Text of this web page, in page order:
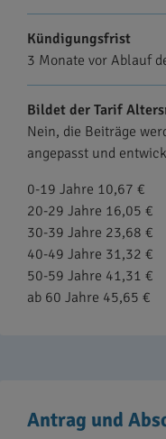
Kündigungsfrist
3 Monate vor Ablauf
Bildet der Tarif
Nein, die Beiträge
angepasst und
0-19 Jahre 10,67 €
20-29 Jahre 16,05 €
30-39 Jahre 23,68 €
40-49 Jahre 31,32 €
50-59 Jahre 41,31 €
ab 60 Jahre 45,65 €
Antrag und